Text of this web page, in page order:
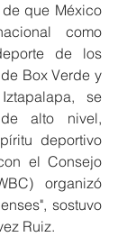
que México
como
de los
Box Verde y
se
de alto nivel,
deportivo
el Consejo
organizó
sostuvo
Ruiz.